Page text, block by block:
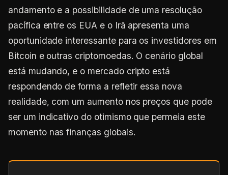
andamento e a possibilidade de uma resolução
pacífica entre os EUA e o Irã apresenta uma
oportunidade interessante para os investidores em
Bitcoin e outras criptomoedas. O cenário global
está mudando, e o mercado cripto está
respondendo de forma a refletir essa nova
realidade, com um aumento nos preços que pode
ser um indicativo do otimismo que permeia este
momento nas finanças globais.